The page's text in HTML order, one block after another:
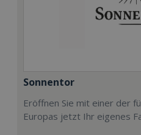
Sonnentor
Eröffnen Sie mit einer der
Europas jetzt Ihr eigenes